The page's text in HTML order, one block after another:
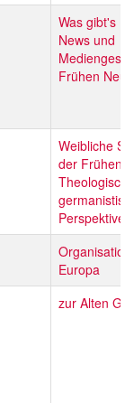
Was gibt's
News und
Frühen
Weibliche
der Frühen
Perspektiven
Europa
zur Alten